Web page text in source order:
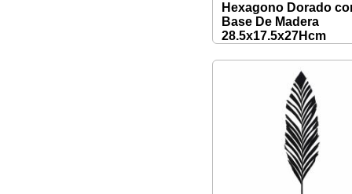
Hexagono Dorado
Base De Madera
28.5x17.5x27Hcm